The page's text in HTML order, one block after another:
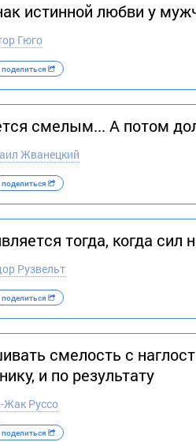
истинной любви у
Гюго
поделиться
смелым... А потом
Жванецкий
поделиться
тогда, когда сил
Рузвельт
поделиться
смелость с
и по результату
Руссо
поделиться